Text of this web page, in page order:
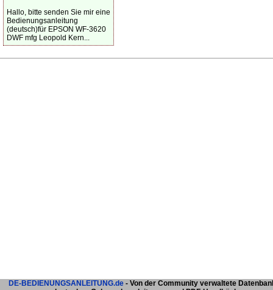
Hallo, bitte senden Sie mir eine
Bedienungsanleitung
(deutsch)für EPSON WF-3620
DWF mfg Leopold Kern...
DE-BEDIENUNGSANLEITUNG.de - Von der Community verwaltete